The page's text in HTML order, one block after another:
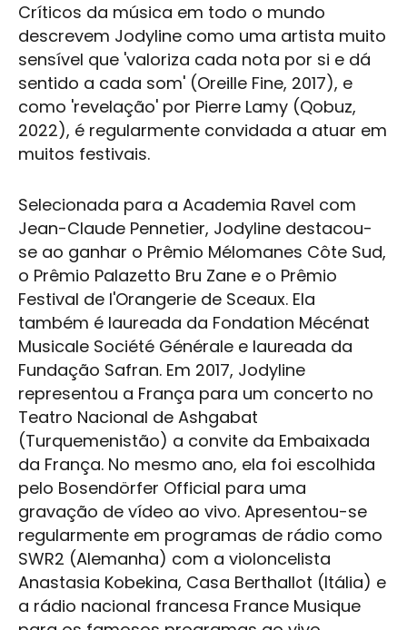
Críticos da música em todo o mundo
descrevem Jodyline como uma artista muito
sensível que 'valoriza cada nota por si e dá
sentido a cada som' (Oreille Fine, 2017), e
como 'revelação' por Pierre Lamy (Qobuz,
2022), é regularmente convidada a atuar em
muitos festivais.
Selecionada para a Academia Ravel com
Jean-Claude Pennetier, Jodyline destacou-
se ao ganhar o Prêmio Mélomanes Côte Sud,
o Prêmio Palazetto Bru Zane e o Prêmio
Festival de l'Orangerie de Sceaux. Ela
também é laureada da Fondation Mécénat
Musicale Société Générale e laureada da
Fundação Safran. Em 2017, Jodyline
representou a França para um concerto no
Teatro Nacional de Ashgabat
(Turquemenistão) a convite da Embaixada
da França. No mesmo ano, ela foi escolhida
pelo Bosendörfer Official para uma
gravação de vídeo ao vivo. Apresentou-se
regularmente em programas de rádio como
SWR2 (Alemanha) com a violoncelista
Anastasia Kobekina, Casa Berthallot (Itália) e
a rádio nacional francesa France Musique